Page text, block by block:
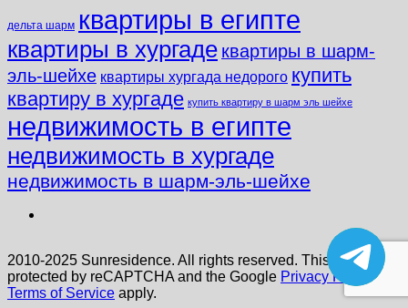
дельта шарм квартиры в египте
квартиры в хургаде квартиры в шарм-
эль-шейхе квартиры хургада недорого купить
квартиру в хургаде купить квартиру в шарм эль шейхе
недвижимость в египте
недвижимость в хургаде
недвижимость в шарм-эль-шейхе
2010-2025 Sunresidence. All rights reserved. This site is
protected by reCAPTCHA and the Google Privacy Policy and
Terms of Service apply.